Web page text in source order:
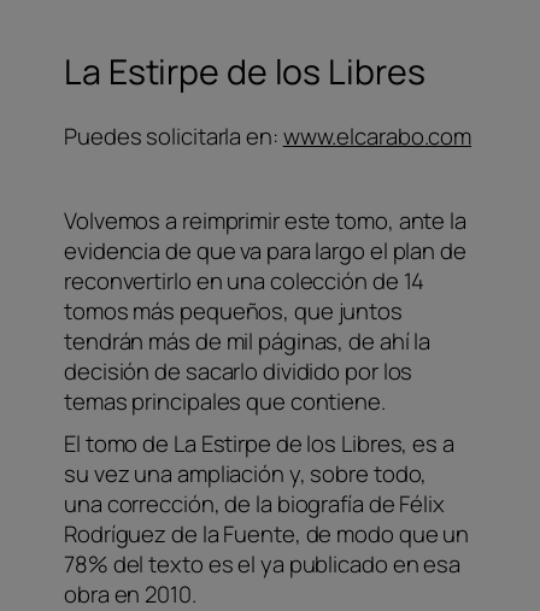
La Estirpe de los Libres
Puedes solicitarla en:www.elcarabo.com
Volvemos a reimprimir este tomo, ante la
evidencia de que va para largo el plan de
reconvertirlo en una colección de 14
tomos más pequeños, que juntos
tendrán más de mil páginas, de ahí la
decisión de sacarlo dividido por los
temas principales que contiene.
El tomo de La Estirpe de los Libres, es a
su vez una ampliación y, sobre todo,
una corrección, de la biografía de Félix
Rodríguez de la Fuente, de modo que un
78% del texto es el ya publicado en esa
obra en 2010.